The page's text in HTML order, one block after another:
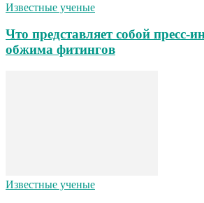
Известные ученые
Что представляет собой пресс-
обжима фитингов
Известные ученые